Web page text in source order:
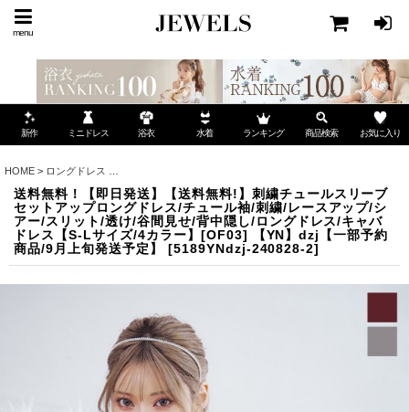
menu
新作 ミニドレス 浴衣 水着 ランキング 商品検索 お気に入り
HOME > ロングドレス
送料無料！【即日発送】【送料無料!】刺繍チュールスリーブ
セットアップロングドレス/チュール袖/刺繍/レースアップ/シ
アー/スリット/透け/谷間見せ/背中隠し/ロングドレス/キャバ
ドレス【S-Lサイズ/4カラー】[OF03] 【YN】dzj【一部予約
商品/9月上旬発送予定】
[5189YNdzj-240828-2]